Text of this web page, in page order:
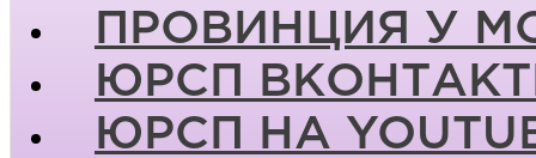
ПРОВИНЦИЯ У
ЮРСП
ЮРСП НА